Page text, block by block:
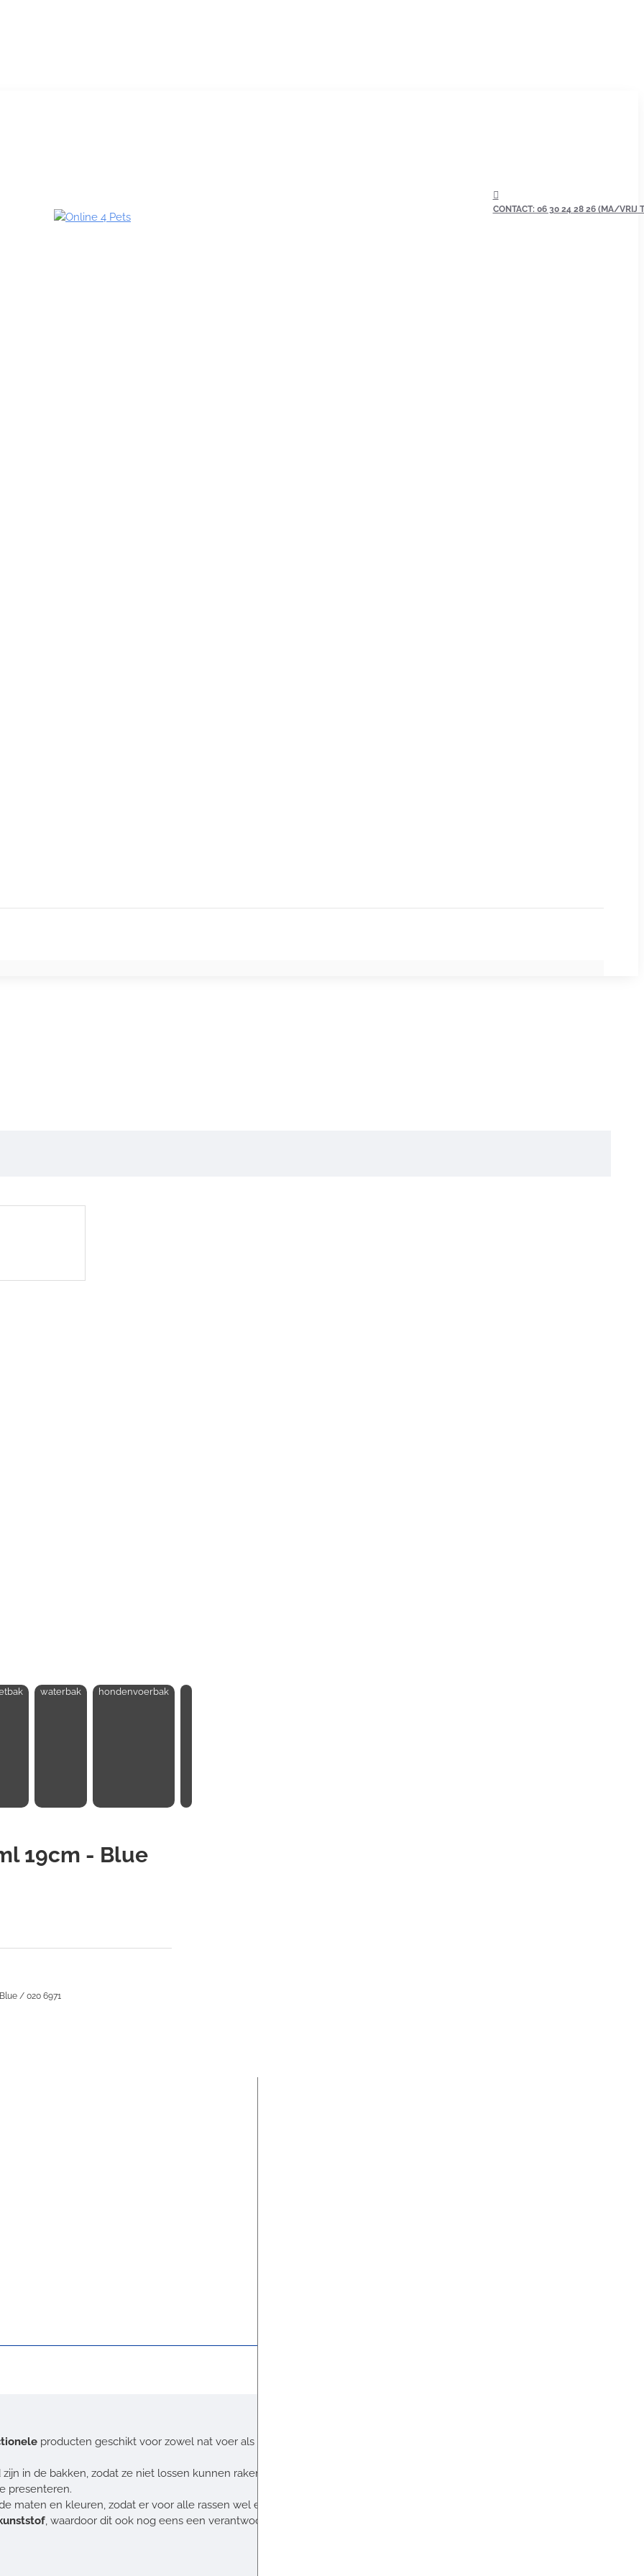
CONTACT: 06 30 24 28 26 (MA/VRIJ
waterbak hondenvoerbak
19cm - Blue
/ 020 6971
producten geschikt voor zowel nat voer als droogvoer.
in de bakken, zodat ze niet lossen kunnen raken, blijft de bak altijd prima op zijn plek staan.
presenteren.
maten en kleuren, zodat er voor alle rassen wel een geschikt product tussen zit.
, waardoor dit ook nog eens een verantwoorde keuze is.